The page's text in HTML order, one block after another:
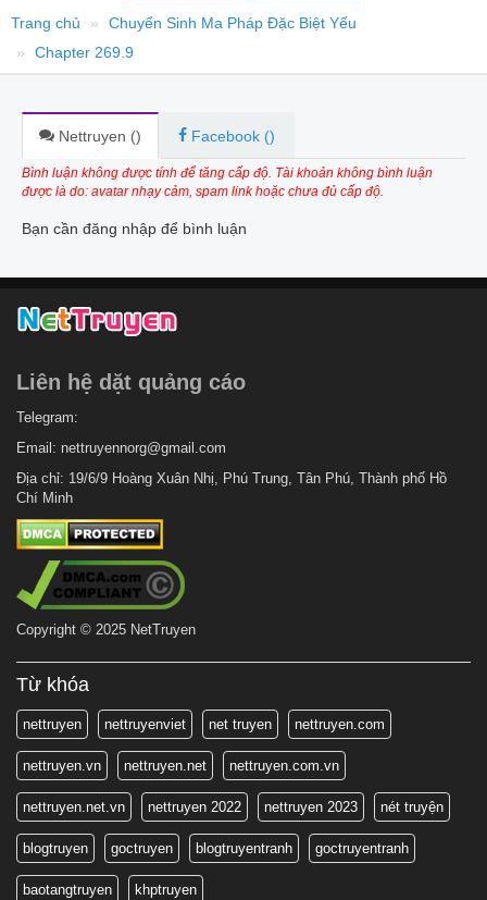
Trang chủ
Chuyển Sinh Ma Pháp Đặc Biệt Yếu
Chapter 269.9
Nettruyen () Facebook ()
Bình luận không được tính để tăng cấp độ. Tài khoản không bình luận
được là do: avatar nhạy cảm, spam link hoặc chưa đủ cấp độ.
Bạn cần đăng nhập để bình luận
Liên hệ dặt quảng cáo
Telegram:
Email: nettruyennorg@gmail.com
Địa chỉ: 19/6/9 Hoàng Xuân Nhị, Phú Trung, Tân Phú, Thành phố Hồ
Chí Minh
Copyright © 2025 NetTruyen
Từ khóa
nettruyen nettruyenviet net truyen nettruyen.com
nettruyen.vn nettruyen.net nettruyen.com.vn
nettruyen.net.vn nettruyen 2022 nettruyen 2023 nét truyện
blogtruyen goctruyen blogtruyentranh goctruyentranh
baotangtruyen khptruyen